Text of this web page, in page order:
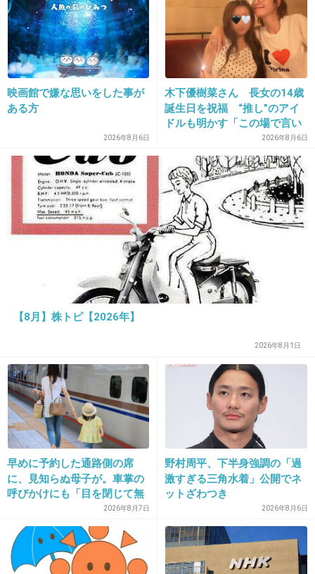
笑い飯の奈良歴史博物館だっけ？2003年のやつ
3件の返信
-1
それスイカ🍉じゃあないかな？
スイカ持ってるだけなのに色々心配してそれに突っ込むネ
タだったと思う
+1
チュートリアルのバーベキューのネタ
ホームページあるのけ？ってセリフに笑った
+16
29. 匿名2022/12/07(水) 16:02:03
すゑひろがりずの関白遊びめちゃくちゃ好きw
万人受けはしなさそうだからグランプリは無理
だろうなーと思ったけど、私の中では一位。
+44
映画館で嫌な思いをした事が
ある方
2026年8月6日
木下優樹菜さん 長女の14歳
誕生日を祝福 “推し”のアイ
ドルも明かす「この場で言い
2026年8月6日
【8月】株トピ【2026年】
2026年8月1日
早めに予約した通路側の席
に、見知らぬ母子が。車掌の
呼びかけにも「目を閉じて無
視」して居座られました。無
理やり奪われた席は、結
局“やったもん勝ち”になって
しまうのでしょうか？
2026年8月7日
野村周平、下半身強調の「過
激すぎる三角水着」公開でネ
ットざわつき
2026年8月6日